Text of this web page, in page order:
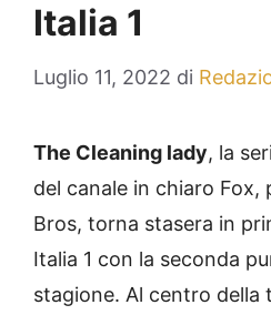
Italia 1
Luglio 11, 2022 di
The Cleaning lady, la
del canale in chiaro
Bros, torna stasera in
Italia 1 con la seconda
stagione. Al centro della